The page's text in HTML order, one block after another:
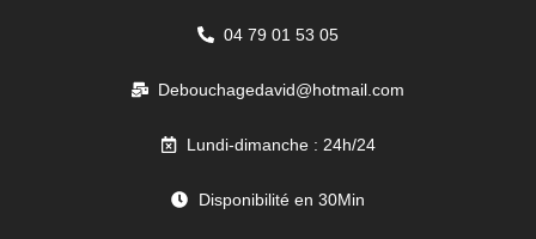
04 79 01 53 05
Debouchagedavid@hotmail.com
Lundi-dimanche : 24h/24
Disponibilité en 30Min